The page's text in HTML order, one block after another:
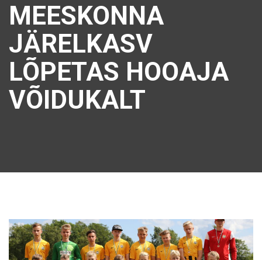
MEESKONNA
JÄRELKASV
LÕPETAS HOOAJA
VÕIDUKALT